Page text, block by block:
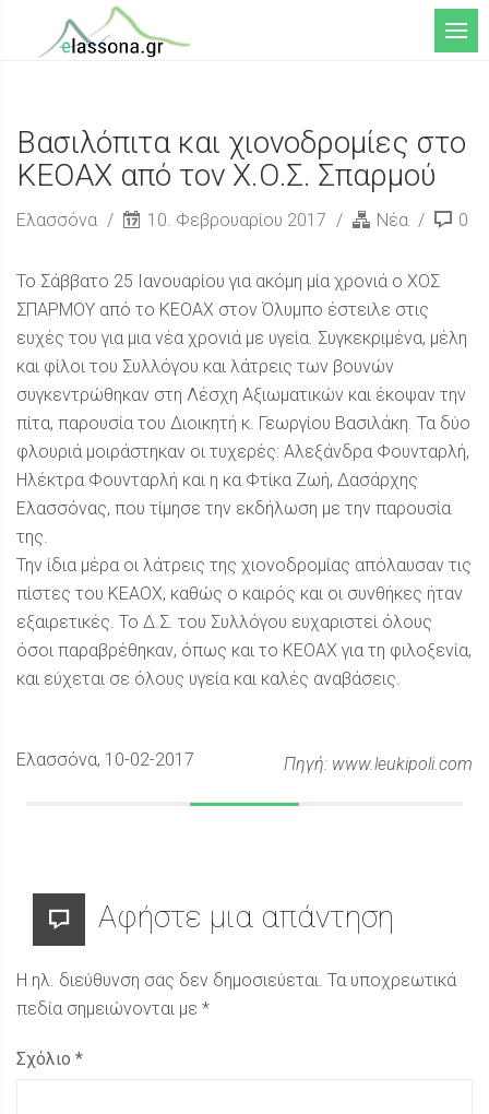
Μενού
Βασιλόπιτα και χιονοδρομίες στο
ΚΕΟΑΧ από τον Χ.Ο.Σ. Σπαρμού
Ελασσόνα 10. Φεβρουαρίου 2017 Νέα 0
Το Σάββατο 25 Ιανουαρίου για ακόμη μία χρονιά ο ΧΟΣ
ΣΠΑΡΜΟΥ από το ΚΕΟΑΧ στον Όλυμπο έστειλε στις
ευχές του για μια νέα χρονιά με υγεία. Συγκεκριμένα, μέλη
και φίλοι του Συλλόγου και λάτρεις των βουνών
συγκεντρώθηκαν στη Λέσχη Αξιωματικών και έκοψαν την
πίτα, παρουσία του Διοικητή κ. Γεωργίου Βασιλάκη. Τα δύο
φλουριά μοιράστηκαν οι τυχερές: Αλεξάνδρα Φουνταρλή,
Ηλέκτρα Φουνταρλή και η κα Φτίκα Ζωή, Δασάρχης
Ελασσόνας, που τίμησε την εκδήλωση με την παρουσία
της.
Την ίδια μέρα οι λάτρεις της χιονοδρομίας απόλαυσαν τις
πίστες του ΚΕΑΟΧ, καθώς ο καιρός και οι συνθήκες ήταν
εξαιρετικές. Το Δ.Σ. του Συλλόγου ευχαριστεί όλους
όσοι παραβρέθηκαν, όπως και το ΚΕΟΑΧ για τη φιλοξενία,
και εύχεται σε όλους υγεία και καλές αναβάσεις.
Πηγή: www.leukipoli.com
Ελασσόνα, 10-02-2017
Αφήστε μια απάντηση
Η ηλ. διεύθυνση σας δεν δημοσιεύεται. Τα υποχρεωτικά
πεδία σημειώνονται με *
Σχόλιο *